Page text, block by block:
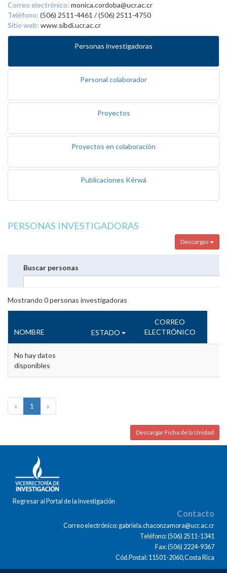
Correo electrónico: monica.cordoba@ucr.ac.cr
Teléfono: (506) 2511-4461 / (506) 2511-4750
Sitio web: www.sibdi.ucr.ac.cr
Personas investigadoras
Personal colaborador
Proyectos
Proyectos en colaboración
Publicaciones Kérwá
PERSONAS INVESTIGADORAS
Descargas
Buscar personas
Mostrando 0personas investigadoras
NOMBRE ESTADO
CORREO
ELECTRÓNICO
No hay datos
disponibles
« 1 »
Descargar Ficha de la Unidad
Regresar al Portal de la Investigación
Contacto
Correo electrónico: gabriela.chaconzamora@ucr.ac.cr
Teléfono: (506) 2511-1341
Fax: (506) 2224-9367
Cód.Postal: 11501-2060,Costa Rica